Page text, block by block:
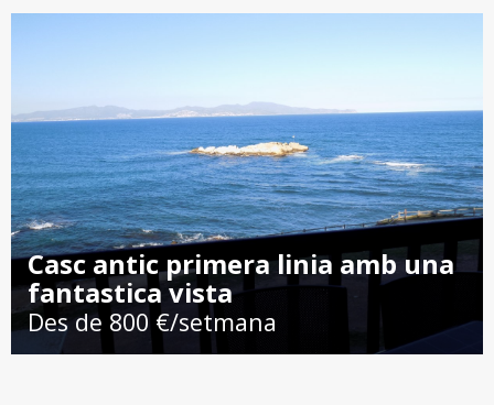
Casc antic primera linia amb una
fantastica vista
Des de 800 €/setmana